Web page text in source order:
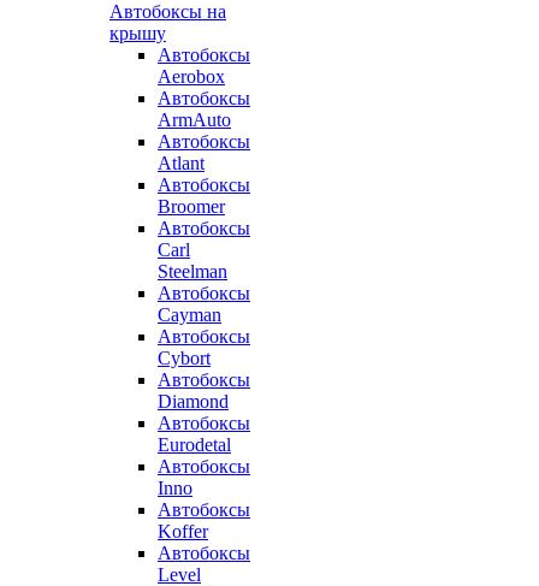
Автобоксы на
крышу
Автобоксы
Aerobox
Автобоксы
ArmAuto
Автобоксы
Atlant
Автобоксы
Broomer
Автобоксы
Carl
Steelman
Автобоксы
Cayman
Автобоксы
Cybort
Автобоксы
Diamond
Автобоксы
Eurodetal
Автобоксы
Inno
Автобоксы
Koffer
Автобоксы
Level